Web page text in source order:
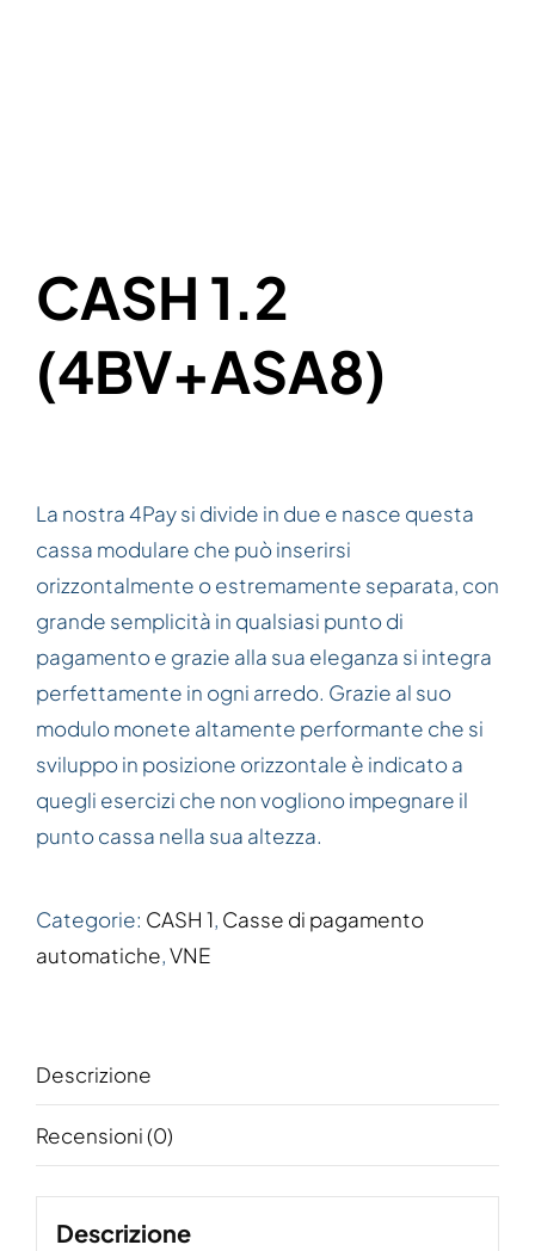
CASH 1.2
(4BV+ASA8)
La nostra 4Pay si divide in due e nasce questa
cassa modulare che può inserirsi
orizzontalmente o estremamente separata, con
grande semplicità in qualsiasi punto di
pagamento e grazie alla sua eleganza si integra
perfettamente in ogni arredo. Grazie al suo
modulo monete altamente performante che si
sviluppo in posizione orizzontale è indicato a
quegli esercizi che non vogliono impegnare il
punto cassa nella sua altezza.
Categorie: CASH 1, Casse di pagamento
automatiche,VNE
Descrizione
Recensioni (0)
Descrizione